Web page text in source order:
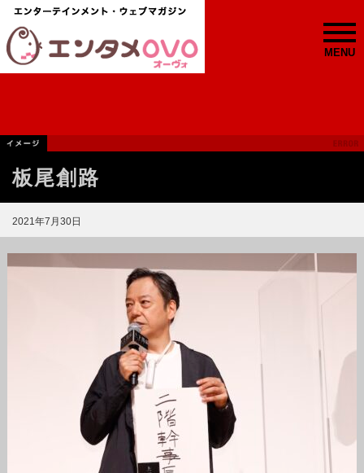
MENU
板尾創路
2021年7月30日